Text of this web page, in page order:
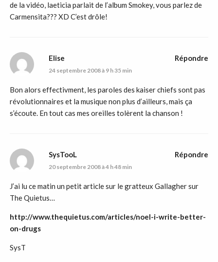
de la vidéo, laeticia parlait de l’album Smokey, vous parlez de
Carmensita??? XD C’est drôle!
Elise
24 septembre 2008 à 9 h 35 min
Bon alors effectivment, les paroles des kaiser chiefs sont pas
révolutionnaires et la musique non plus d’ailleurs, mais ça
s’écoute. En tout cas mes oreilles tolèrent la chanson !
Répondre
SysTooL
20 septembre 2008 à 4 h 48 min
J’ai lu ce matin un petit article sur le gratteux Gallagher sur
The Quietus…
http://www.thequietus.com/articles/noel-i-write-better-
on-drugs
SysT
Répondre